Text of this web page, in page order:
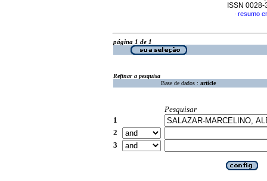
ISSN 0028-
· resumo
página 1 de 1
Refinar a pesquisa
Base de dados : article
Pesquisar
1
2
3